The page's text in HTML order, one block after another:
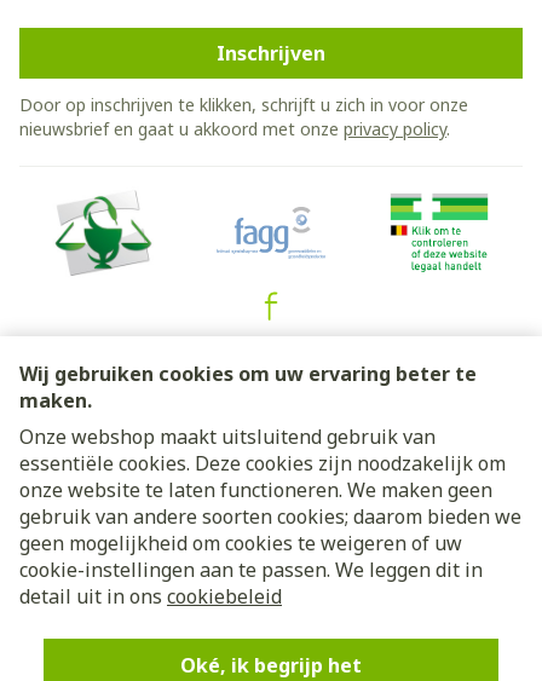
Wij gebruiken cookies om uw ervaring beter te
maken.
Onze webshop maakt uitsluitend gebruik van
essentiële cookies. Deze cookies zijn noodzakelijk om
onze website te laten functioneren. We maken geen
gebruik van andere soorten cookies; daarom bieden we
geen mogelijkheid om cookies te weigeren of uw
cookie-instellingen aan te passen. We leggen dit in
detail uit in ons cookiebeleid
Oké, ik begrijp het
Inschrijven
Door op inschrijven te klikken, schrijft u zich in voor onze
nieuwsbrief en gaat u akkoord met onze privacy policy.
Juridische links